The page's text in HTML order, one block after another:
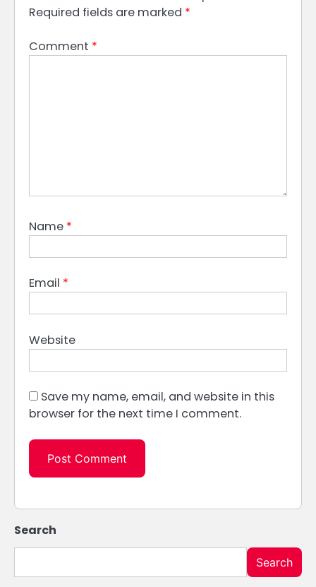
Required fields are marked *
Comment *
Name *
Email *
Website
Save my name, email, and website in this
browser for the next time I comment.
Search
Search